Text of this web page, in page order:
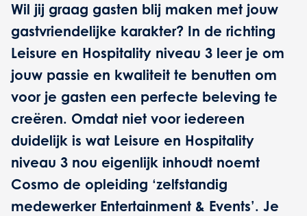
Wil jij graag gasten blij maken met jouw
gastvriendelijke karakter? In de richting
Leisure en Hospitality niveau 3 leer je om
jouw passie en kwaliteit te benutten om
voor je gasten een perfecte beleving te
creëren. Omdat niet voor iedereen
duidelijk is wat Leisure en Hospitality
niveau 3 nou eigenlijk inhoudt noemt
Cosmo de opleiding ‘zelfstandig
medewerker Entertainment & Events’. Je